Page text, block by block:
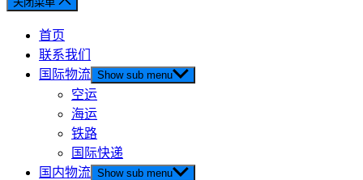
首页
联系我们
国际物流 Show sub menu
空运
海运
铁路
国际快递
国内物流 Show sub menu